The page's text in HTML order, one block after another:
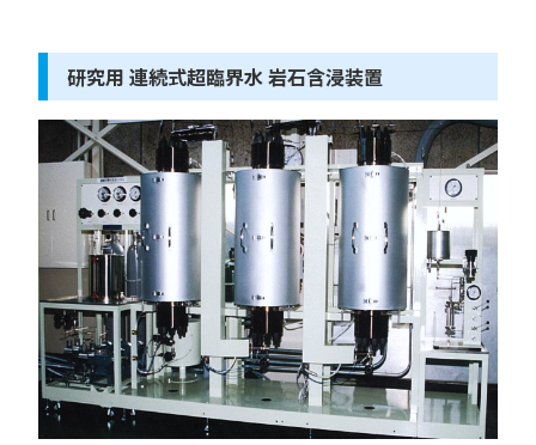
研究用 連続式超臨界水 岩石含浸装置